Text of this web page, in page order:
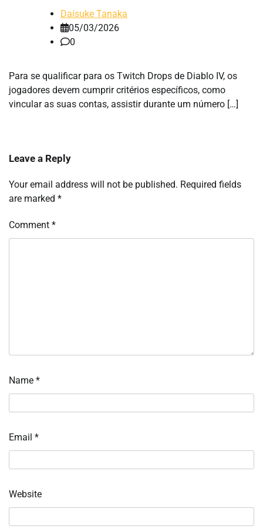
Daisuke Tanaka
05/03/2026
0
Para se qualificar para os Twitch Drops de Diablo IV, os
jogadores devem cumprir critérios específicos, como
vincular as suas contas, assistir durante um número […]
Leave a Reply
Your email address will not be published. Required fields
are marked *
Comment *
Name *
Email *
Website